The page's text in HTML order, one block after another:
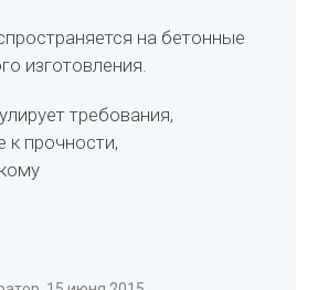
на бетонные
изготовления.
требования,
прочности,